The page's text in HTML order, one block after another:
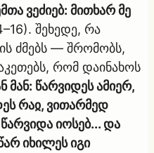
ვეძიებ: მითხარ მე
შეხედე, რა
ძმებს — შრომობს,
რომ დაინახოს
მან: წარვიდეს ამიერ,
რაჲ, ვითარმედ
იოსებ... და
იხილეს იგი